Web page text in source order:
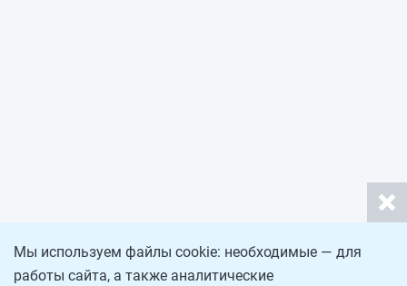
Мы используем файлы cookie: необходимые — для
работы сайта, а также аналитические